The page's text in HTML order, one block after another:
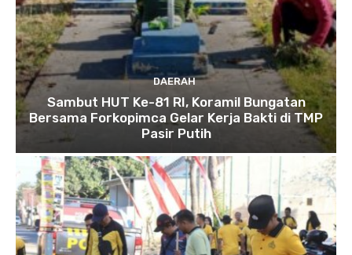
DAERAH
Sambut HUT Ke-81 RI, Koramil Bungatan
Bersama Forkopimca Gelar Kerja Bakti di TMP
Pasir Putih